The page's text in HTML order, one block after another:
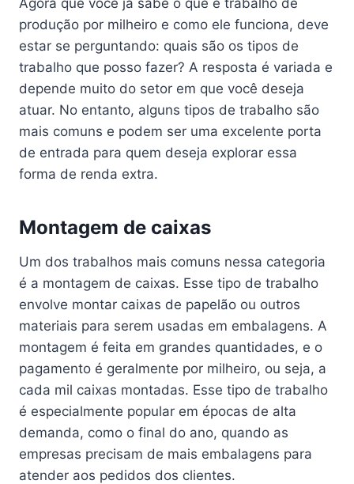
produção por milheiro e como ele funciona, deve
estar se perguntando: quais são os tipos de
trabalho que posso fazer? A resposta é variada e
depende muito do setor em que você deseja
atuar. No entanto, alguns tipos de trabalho são
mais comuns e podem ser uma excelente porta
de entrada para quem deseja explorar essa
forma de renda extra.
Montagem de caixas
Um dos trabalhos mais comuns nessa categoria
é a montagem de caixas. Esse tipo de trabalho
envolve montar caixas de papelão ou outros
materiais para serem usadas em embalagens. A
montagem é feita em grandes quantidades, e o
pagamento é geralmente por milheiro, ou seja, a
cada mil caixas montadas. Esse tipo de trabalho
é especialmente popular em épocas de alta
demanda, como o final do ano, quando as
empresas precisam de mais embalagens para
atender aos pedidos dos clientes.